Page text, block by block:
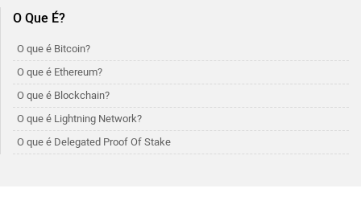
O Que É?
O que é Bitcoin?
O que é Ethereum?
O que é Blockchain?
O que é Lightning Network?
O que é Delegated Proof Of Stake